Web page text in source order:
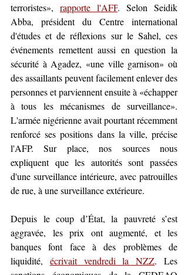
terroristes», rapporte l'AFP. Selon Seidik
Abba, président du Centre international
d'études et de réflexions sur le Sahel, ces
événements remettent aussi en question la
sécurité à Agadez, «une ville garnison» où
des assaillants peuvent facilement enlever des
personnes et parviennent ensuite à «échapper
à tous les mécanismes de surveillance».
L'armée nigérienne avait pourtant récemment
renforcé ses positions dans la ville, précise
l'AFP. Sur place, nos sources nous
expliquent que les autorités sont passées
d'une surveillance intérieure, avec patrouilles
de rue, à une surveillance extérieure.
Depuis le coup d’État, la pauvreté s’est
aggravée, les prix ont augmenté, et les
banques font face à des problèmes de
liquidité, écrivait vendredi la NZZ. Les